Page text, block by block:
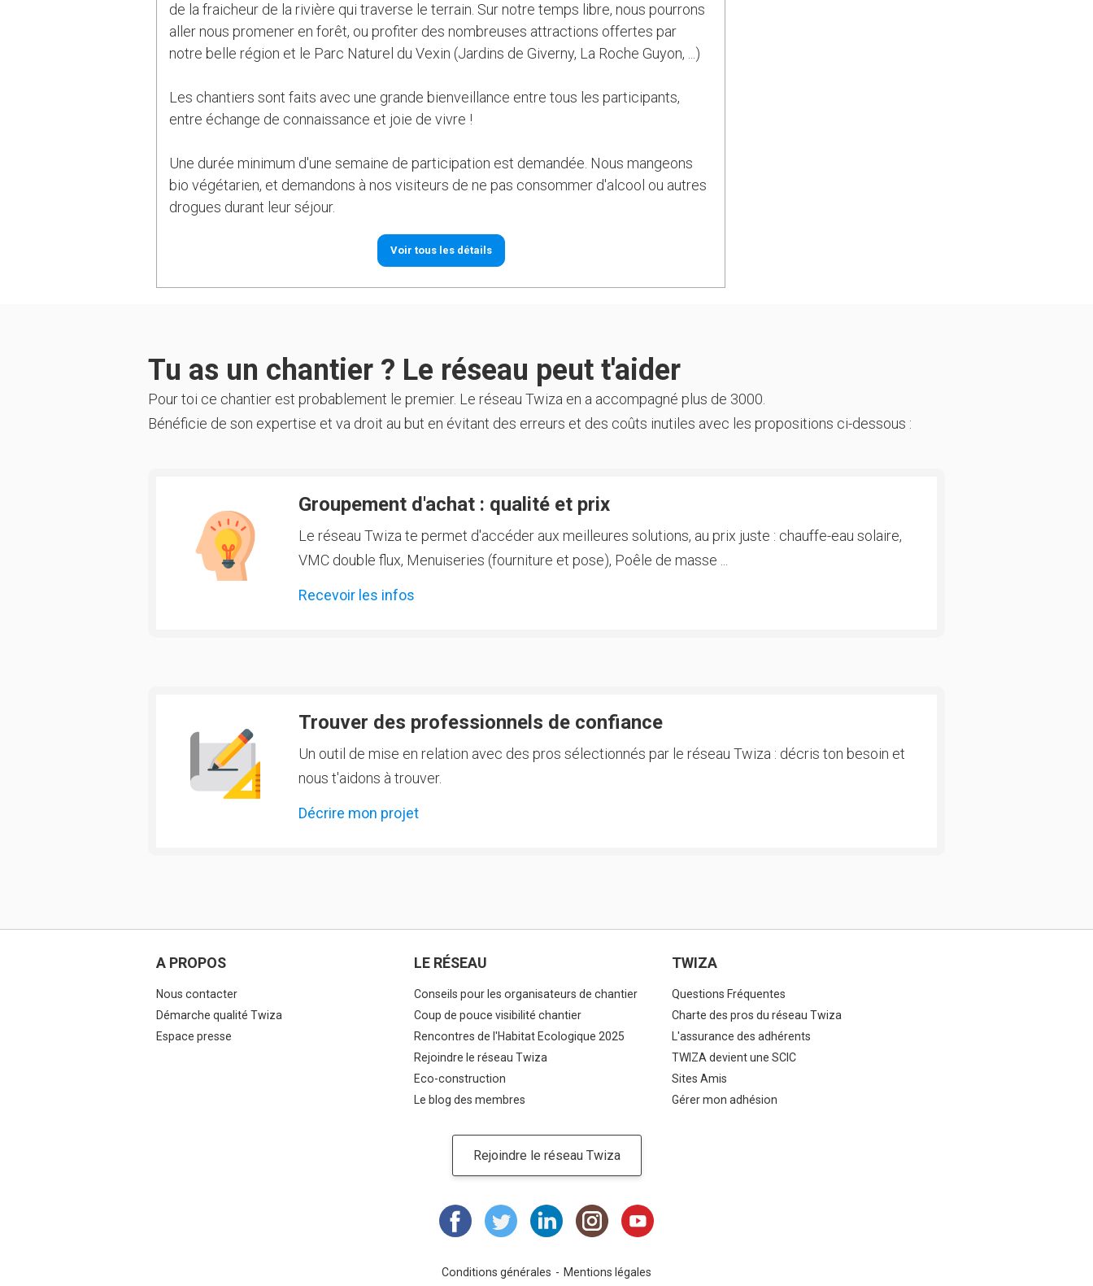
de la fraicheur de la rivière qui traverse le terrain. Sur notre temps libre, nous pourrons
aller nous promener en forêt, ou profiter des nombreuses attractions offertes par
notre belle région et le Parc Naturel du Vexin (Jardins de Giverny, La Roche Guyon, ...)
Les chantiers sont faits avec une grande bienveillance entre tous les participants,
entre échange de connaissance et joie de vivre !
Une durée minimum d'une semaine de participation est demandée. Nous mangeons
bio végétarien, et demandons à nos visiteurs de ne pas consommer d'alcool ou autres
drogues durant leur séjour.
Voir tous les détails
Tu as un chantier ? Le réseau peut t'aider
Pour toi ce chantier est probablement le premier. Le réseau Twiza en a accompagné plus de 3000.
Bénéficie de son expertise et va droit au but en évitant des erreurs et des coûts inutiles avec les propositions ci-dessous :
Groupement d'achat : qualité et prix
Le réseau Twiza te permet d'accéder aux meilleures solutions, au prix juste : chauffe-eau solaire,
VMC double flux, Menuiseries (fourniture et pose), Poêle de masse ...
Recevoir les infos
Trouver des professionnels de confiance
Un outil de mise en relation avec des pros sélectionnés par le réseau Twiza : décris ton besoin et
nous t'aidons à trouver.
Décrire mon projet
A PROPOS
Nous contacter
Démarche qualité Twiza
Espace presse
LE RÉSEAU
Conseils pour les organisateurs de chantier
Coup de pouce visibilité chantier
Rencontres de l'Habitat Ecologique 2025
Rejoindre le réseau Twiza
Eco-construction
Le blog des membres
TWIZA
Questions Fréquentes
Charte des pros du réseau Twiza
L'assurance des adhérents
TWIZA devient une SCIC
Sites Amis
Gérer mon adhésion
Rejoindre le réseau Twiza
Conditions générales Mentions légales